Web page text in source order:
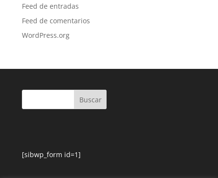
Feed de entradas
Feed de comentarios
WordPress.org
[sibwp_form id=1]